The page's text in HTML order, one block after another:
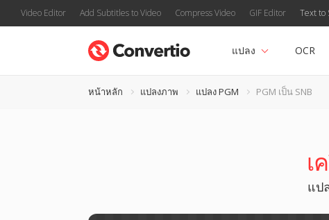
Video Editor Add Subtitles to Video Compress Video GIF Editor Text to
แปลง OCR
หน้าหลัก แปลงภาพ แปลง PGM PGM เป็น SNB
เ
แป